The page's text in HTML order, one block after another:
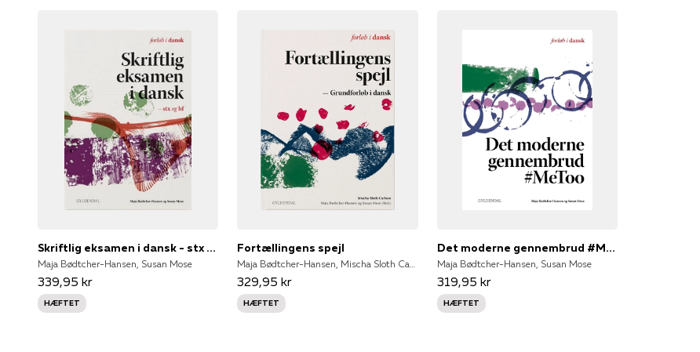
Skriftlig eksamen i dansk - stx og hf
Maja Bødtcher-Hansen, Susan Mose
339,95 kr
HÆFTET
Fortællingens spejl
Maja Bødtcher-Hansen, Mischa Sloth Carlsen, Susan Mose
329,95 kr
HÆFTET
Det moderne gennembrud #MeToo
Maja Bødtcher-Hansen, Susan Mose
319,95 kr
HÆFTET